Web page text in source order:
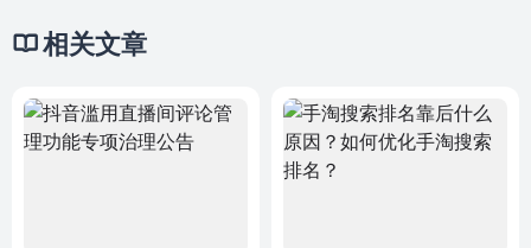
相关文章